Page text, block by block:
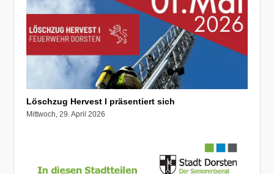
Löschzug Hervest I präsentiert sich
Mittwoch, 29. April 2026